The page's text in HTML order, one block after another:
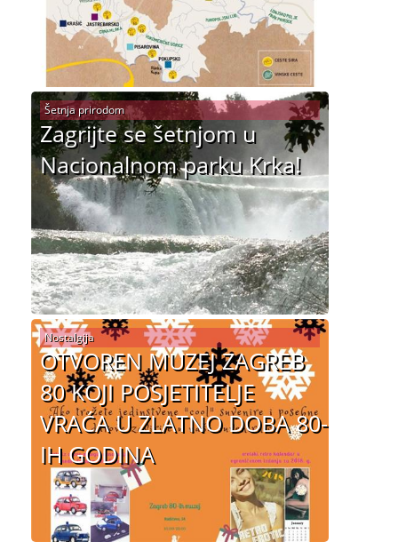
Zagrijte se šetnjom u
Nacionalnom parku Krka!
Šetnja prirodom
OTVOREN MUZEJ ZAGREB
80 KOJI POSJETITELJE
VRAĆA U ZLATNO DOBA 80-
IH GODINA
Nostalgija